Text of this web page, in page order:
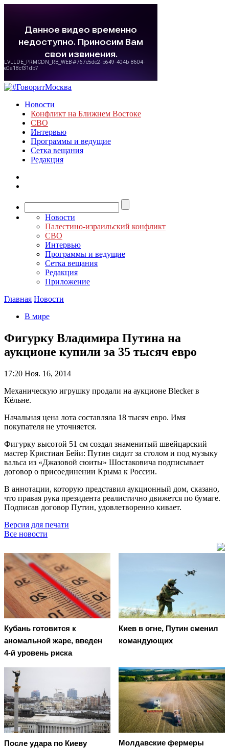
Новости
Конфликт на Ближнем Востоке
СВО
Интервью
Программы и ведущие
Сетка вещания
Редакция
Новости
Палестино-израильский конфликт
СВО
Интервью
Программы и ведущие
Сетка вещания
Редакция
Приложение
Главная Новости
В мире
Фигурку Владимира Путина на
аукционе купили за 35 тысяч евро
17:20 Ноя. 16, 2014
Механическую игрушку продали на аукционе Blecker в
Кёльне.
Начальная цена лота составляла 18 тысяч евро. Имя
покупателя не уточняется.
Фигурку высотой 51 см создал знаменитый швейцарский
мастер Кристиан Бейи: Путин сидит за столом и под музыку
вальса из «Джазовой сюиты» Шостаковича подписывает
договор о присоединении Крыма к России.
В аннотации, которую представил аукционный дом, сказано,
что правая рука президента реалистично движется по бумаге.
Подписав договор Путин, удовлетворенно кивает.
Версия для печати
Все новости
Кубань готовится к
аномальной жаре, введен
4-й уровень риска
Киев в огне, Путин сменил
командующих
После удара по Киеву
Молдавские фермеры